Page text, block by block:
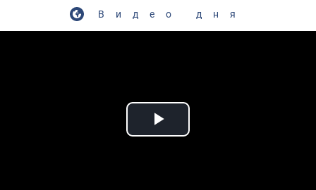
Видео дня
Play Video